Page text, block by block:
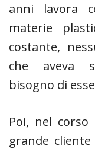
anni lavora
materie
costante,
che aveva
bisogno di
Poi, nel
grande